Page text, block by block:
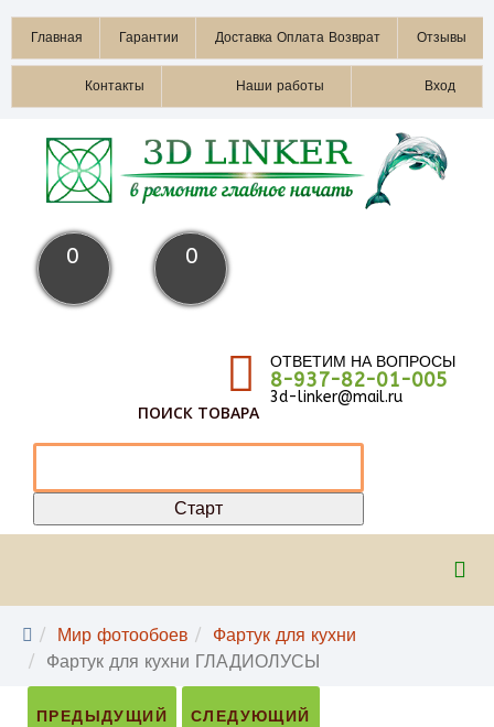
Главная Гарантии Доставка Оплата Возврат Отзывы
Контакты Наши работы Вход
0 0
ОТВЕТИМ НА ВОПРОСЫ
8-937-82-01-005
3d-linker@mail.ru
ПОИСК ТОВАРА
Мир фотообоев
Фартук для кухни
Фартук для кухни ГЛАДИОЛУСЫ
ПРЕДЫДУЩИЙ СЛЕДУЮЩИЙ